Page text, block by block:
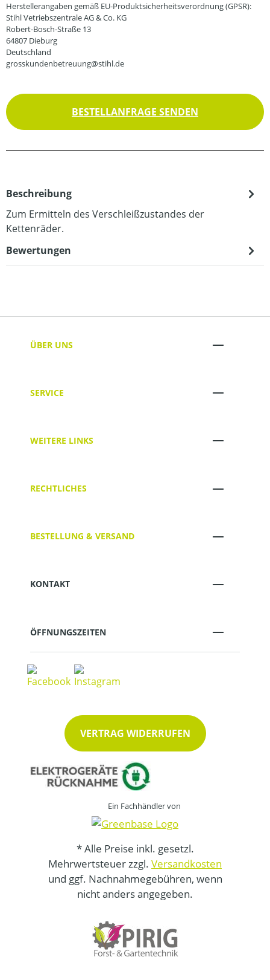
Herstellerangaben gemäß EU-Produktsicherheitsverordnung (GPSR):
Stihl Vetriebszentrale AG & Co. KG
Robert-Bosch-Straße 13
64807 Dieburg
Deutschland
grosskundenbetreuung@stihl.de
BESTELLANFRAGE SENDEN
Beschreibung
Zum Ermitteln des Verschleißzustandes der
Kettenräder.
Bewertungen
ÜBER UNS
SERVICE
WEITERE LINKS
RECHTLICHES
BESTELLUNG & VERSAND
KONTAKT
ÖFFNUNGSZEITEN
VERTRAG WIDERRUFEN
Ein Fachhändler von
* Alle Preise inkl. gesetzl.
Mehrwertsteuer zzgl. Versandkosten
und ggf. Nachnahmegebühren, wenn
nicht anders angegeben.